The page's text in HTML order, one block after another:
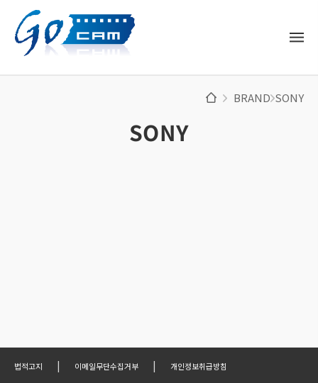
BRAND SONY
SONY
법적고지 | 이메일무단수집거부 | 개인정보취급방침